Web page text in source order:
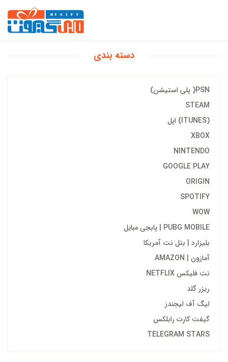
دسته بندی
PSN( پلی استیشن)
STEAM
(ITUNES) اپل
XBOX
NINTENDO
GOOGLE PLAY
ORIGIN
SPOTIFY
WOW
PUBG MOBILE | پابجی مبایل
بلیزارد | بتل نت آمریکا
آمازون | AMAZON
نت فلیکس NETFLIX
ریزر گلد
لیگ آف لیجندز
گیفت کارت رابلکس
TELEGRAM STARS